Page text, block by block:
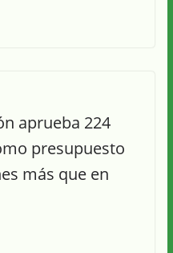
aprueba 224
presupuesto
más que en